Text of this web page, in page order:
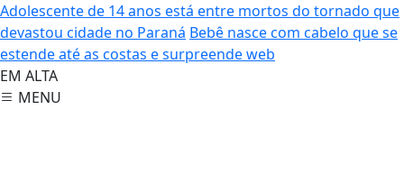
Adolescente de 14 anos está entre mortos do tornado que
devastou cidade no Paraná Bebê nasce com cabelo que se
estende até as costas e surpreende web
EM ALTA
MENU